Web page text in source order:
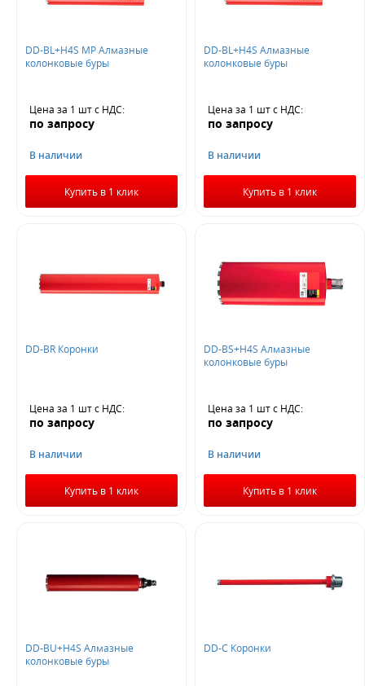
DD-BL+H4S MP Алмазные
колонковые буры
Цена за 1 штс НДС:
по запросу
В наличии
Купить в 1 клик
DD-BL+H4S Алмазные
колонковые буры
Цена за 1 штс НДС:
по запросу
В наличии
Купить в 1 клик
DD-BR Коронки
Цена за 1 штс НДС:
по запросу
В наличии
Купить в 1 клик
DD-BS+H4S Алмазные
колонковые буры
Цена за 1 штс НДС:
по запросу
В наличии
Купить в 1 клик
DD-BU+H4S Алмазные
колонковые буры
DD-C Коронки